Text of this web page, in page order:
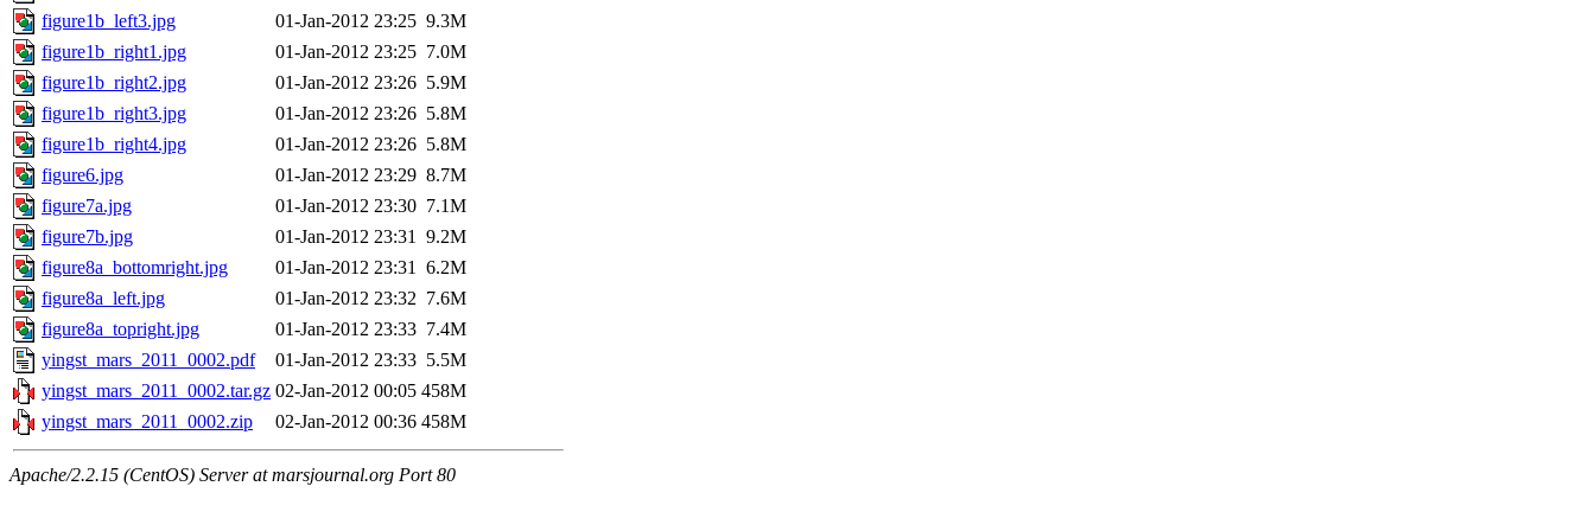
figure1b_left3.jpg
01-Jan-2012 23:25 9.3M
figure1b_right1.jpg
01-Jan-2012 23:25 7.0M
figure1b_right2.jpg
01-Jan-2012 23:26 5.9M
figure1b_right3.jpg
01-Jan-2012 23:26 5.8M
figure1b_right4.jpg
01-Jan-2012 23:26 5.8M
figure6.jpg
01-Jan-2012 23:29 8.7M
figure7a.jpg
01-Jan-2012 23:30 7.1M
figure7b.jpg
01-Jan-2012 23:31 9.2M
figure8a_bottomright.jpg
01-Jan-2012 23:31 6.2M
figure8a_left.jpg
01-Jan-2012 23:32 7.6M
figure8a_topright.jpg
01-Jan-2012 23:33 7.4M
yingst_mars_2011_0002.pdf
01-Jan-2012 23:33 5.5M
yingst_mars_2011_0002.tar.gz 02-Jan-2012 00:05 458M
yingst_mars_2011_0002.zip
02-Jan-2012 00:36 458M
Apache/2.2.15 (CentOS) Server at marsjournal.org Port 80